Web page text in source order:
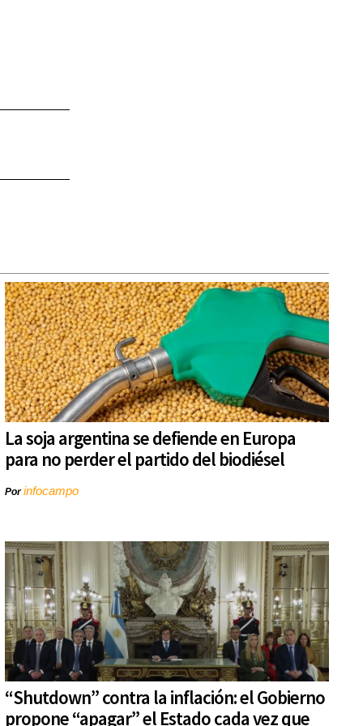
La soja argentina se defiende en Europa
para no perder el partido del biodiésel
Porinfocampo
“Shutdown” contra la inflación: el Gobierno
propone “apagar” el Estado cada vez que